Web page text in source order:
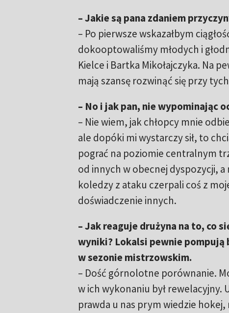
– Jakie są pana zdaniem
– Po pierwsze wskazałbym
dokooptowaliśmy młodych i
Kielce i Bartka Mikołajczyka. Na
mają szansę rozwinąć się przy
– No i jak pan, nie wypominając
– Nie wiem, jak chłopcy mnie
ale dopóki mi wystarczy sił, to
pograć na poziomie centralnym
od innych w obecnej dyspozycji,
koledzy z ataku czerpali coś z
doświadczenie innych.
– Jak reaguje drużyna na to, co
wyniki? Lokalsi pewnie pompują
w sezonie mistrzowskim.
– Dość górnolotne porównanie.
w ich wykonaniu był rewelacyjny.
prawda u nas prym wiedzie